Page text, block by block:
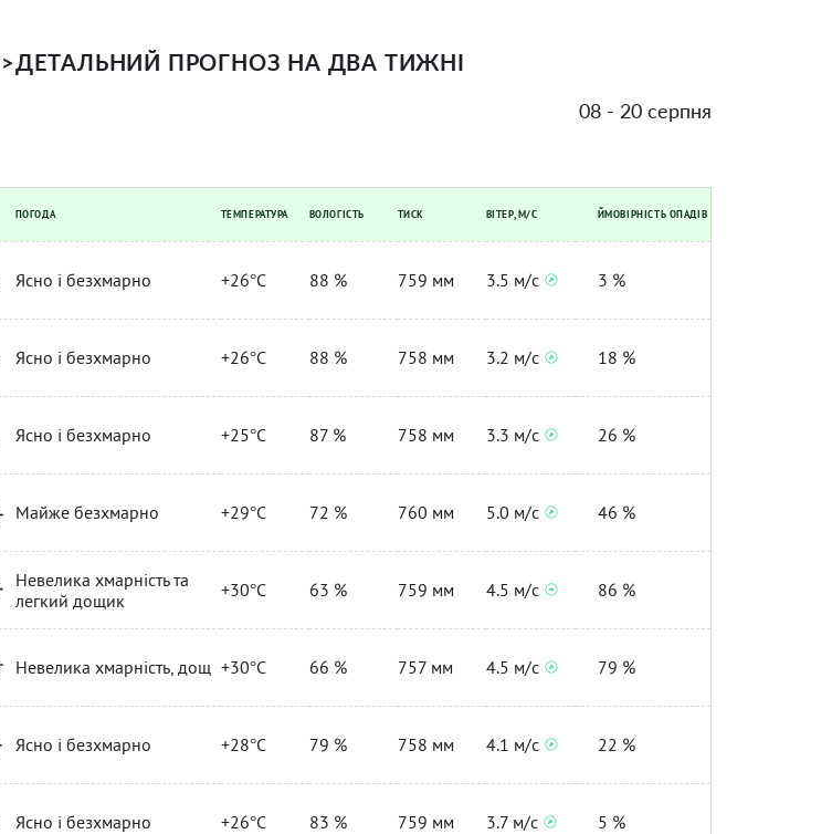
>ДЕТАЛЬНИЙ ПРОГНОЗ НА ДВА ТИЖНІ
08 - 20 серпня
ПОГОДА ТЕМПЕРАТУРА ВОЛОГІСТЬ ТИСК ВІТЕР, М/С ЙМОВІРНІСТЬ ОПАДІВ
Ясно і безхмарно +26°C 88 % 759 мм 3.5 м/с 3 %
Ясно і безхмарно +26°C 88 % 758 мм 3.2 м/с 18 %
Ясно і безхмарно +25°C 87 % 758 мм 3.3 м/с 26 %
Майже безхмарно +29°C 72 % 760 мм 5.0 м/с 46 %
Невелика хмарність та
легкий дощик
+30°C 63 % 759 мм 4.5 м/с 86 %
Невелика хмарність, дощ +30°C 66 % 757 мм 4.5 м/с 79 %
Ясно і безхмарно +28°C 79 % 758 мм 4.1 м/с 22 %
Ясно і безхмарно +26°C 83 % 759 мм 3.7 м/с 5 %